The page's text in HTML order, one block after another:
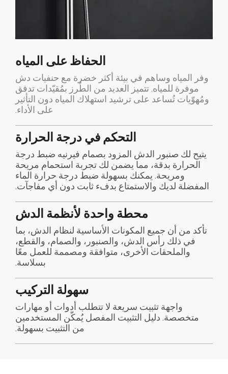
الحفاظ على المياه
وفر المياه وساهم في بيئة أكثر خضرة مع حنفيات دش
موفرة للمياه. تتميز العديد من الطُرز بمُقيّدات تدفق
ومُهوّيات تُساعد على ترشيد استهلاك المياه دون التأثير
على الأداء.
التحكم في درجة الحرارة
يتيح لك صنبور الدش المزود بصمام فيرنيه ضبط درجة
الحرارة بدقة، مما يضمن لك تجربة استحمام مريحة
ومريحة. يمكنك بسهولة ضبط درجة حرارة الماء
المفضلة لديك والاستمتاع بدفء ثابت دون أي مفاجآت.
محطة واحدة لأنظمة الدش
تأكد من أن جميع المكونات الأساسية لنظام الدش، بما
في ذلك رأس الدش، والصنبور، والصمام، والقطع،
والملحقات الأخرى، متوافقة ومصممة للعمل معًا
بسلاسة.
سهولة التركيب
واجهة تثبيت سريعة لا تتطلب أدوات أو مهارات
متخصصة. دليل التثبيت المفصل يُمكّن المستخدمين
من التثبيت بسهولة.